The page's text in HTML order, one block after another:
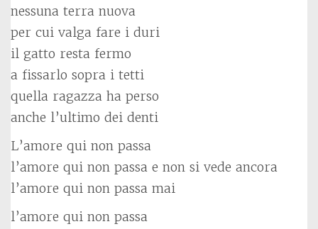
nessuna terra nuova
per cui valga fare i duri
il gatto resta fermo
a fissarlo sopra i tetti
quella ragazza ha perso
anche l’ultimo dei denti
L’amore qui non passa
l’amore qui non passa e non si vede ancora
l’amore qui non passa mai
l’amore qui non passa